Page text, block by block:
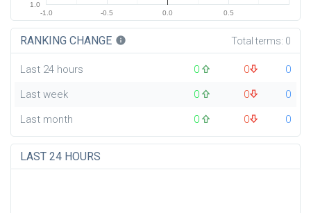
-1.0 -0.5 0.0 0.5
1.0
RANKING CHANGE info Total terms: 0
Last 24 hours 0 0
0
Last week
0 0
0
Last month
0 0 0
LAST 24 HOURS